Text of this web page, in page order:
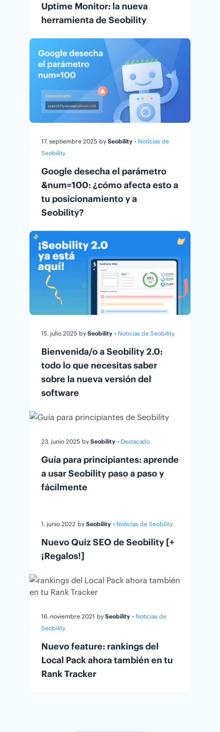
Uptime Monitor: la nueva
herramienta de Seobility
17. septiembre 2025 by Seobility • Noticias de
Seobility
Google desecha el parámetro
&num=100: ¿cómo afecta esto a
tu posicionamiento y a
Seobility?
15. julio 2025 by Seobility • Noticias de Seobility
Bienvenida/o a Seobility 2.0:
todo lo que necesitas saber
sobre la nueva versión del
software
23. junio 2025 by Seobility • Destacado
Guía para principiantes: aprende
a usar Seobility paso a paso y
fácilmente
1. junio 2022 by Seobility • Noticias de Seobility
Nuevo Quiz SEO de Seobility [+
¡Regalos!]
16. noviembre 2021 by Seobility • Noticias de
Seobility
Nuevo feature: rankings del
Local Pack ahora también en tu
Rank Tracker